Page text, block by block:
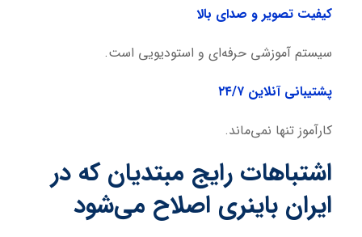
کیفیت تصویر و صدای بالا
سیستم آموزشی حرفه‌ای و استودیویی است.
پشتیبانی آنلاین ۲۴/۷
کارآموز تنها نمی‌ماند.
اشتباهات رایج مبتدیان که در
ایران باینری اصلاح می‌شود